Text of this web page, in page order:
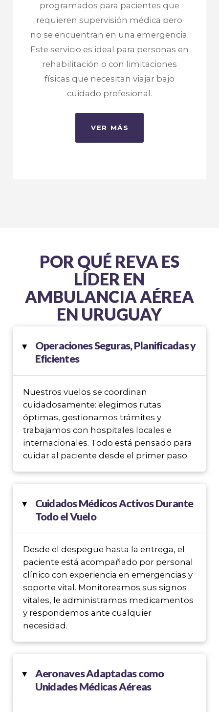
programados para pacientes que
requieren supervisión médica pero
no se encuentran en una emergencia.
Este servicio es ideal para personas en
rehabilitación o con limitaciones
físicas que necesitan viajar bajo
cuidado profesional.
VER MÁS
POR QUÉ REVA ES
LÍDER EN
AMBULANCIA AÉREA
EN URUGUAY
▸
Operaciones Seguras, Planificadas y
Eficientes
Nuestros vuelos se coordinan
cuidadosamente: elegimos rutas
óptimas, gestionamos trámites y
trabajamos con hospitales locales e
internacionales. Todo está pensado para
cuidar al paciente desde el primer paso.
▸
Cuidados Médicos Activos Durante
Todo el Vuelo
Desde el despegue hasta la entrega, el
paciente está acompañado por personal
clínico con experiencia en emergencias y
soporte vital. Monitoreamos sus signos
vitales, le administramos medicamentos
y respondemos ante cualquier
necesidad.
▸
Aeronaves Adaptadas como
Unidades Médicas Aéreas